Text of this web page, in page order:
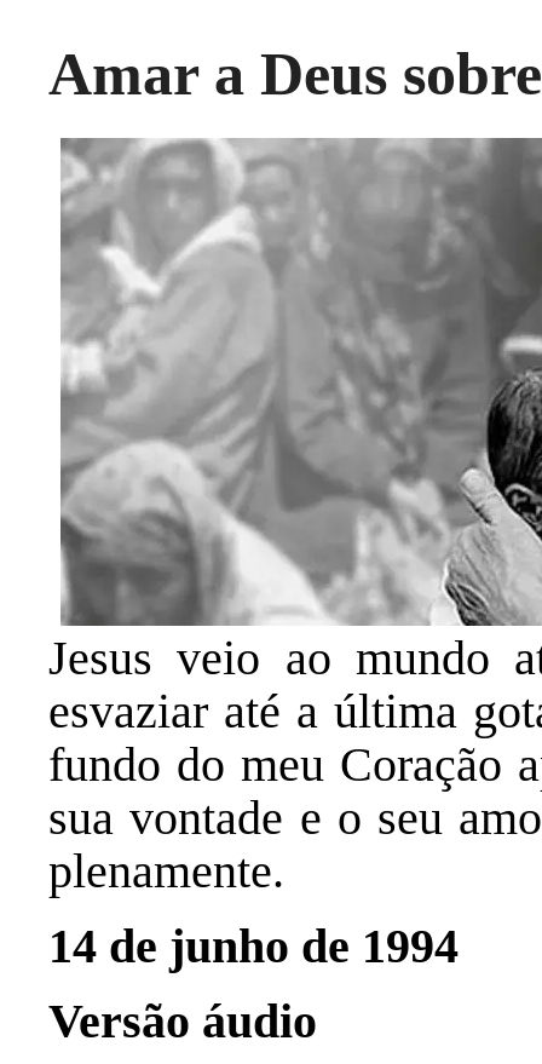
Amar a Deus
Jesus veio ao mundo
esvaziar até a última
fundo do meu Coração
sua vontade e o seu
plenamente.
14 de junho de 1994
Versão áudio